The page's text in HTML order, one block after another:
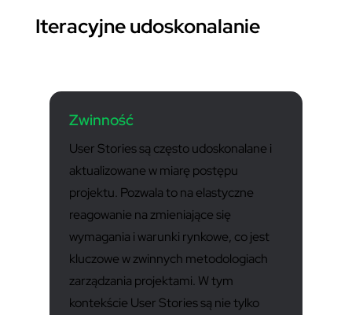
Iteracyjne udoskonalanie
Zwinność
User Stories są często udoskonalane i
aktualizowane w miarę postępu
projektu. Pozwala to na elastyczne
reagowanie na zmieniające się
wymagania i warunki rynkowe, co jest
kluczowe w zwinnych metodologiach
zarządzania projektami. W tym
kontekście User Stories są nie tylko